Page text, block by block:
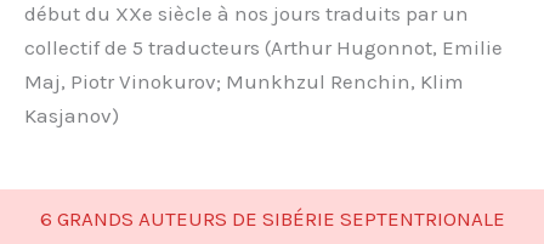
début du XXe siècle à nos jours traduits par un
collectif de 5 traducteurs (Arthur Hugonnot, Emilie
Maj, Piotr Vinokurov; Munkhzul Renchin, Klim
Kasjanov)
6 GRANDS AUTEURS DE SIBÉRIE SEPTENTRIONALE